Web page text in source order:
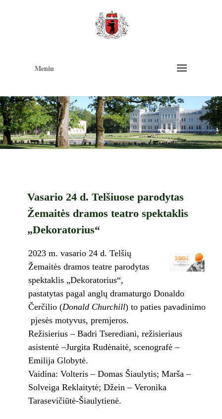
Meniu
Vasario 24 d. Telšiuose parodytas
Žemaitės dramos teatro spektaklis
„Dekoratorius“
2023 m. vasario 24 d. Telšių
Žemaitės dramos teatre parodytas
spektaklis „Dekoratorius“,
pastatytas pagal anglų dramaturgo Donaldo
Čerčilio (Donald Churchill) to paties pavadinimo
pjesės motyvus, premjeros.
Režisierius – Badri Tserediani, režisieriaus
asistentė –Jurgita Rudėnaitė, scenografė –
Emilija Globytė.
Vaidina: Volteris – Domas Šiaulytis; Marša –
Solveiga Reklaitytė; Džein – Veronika
Tarasevičiūtė-Šiaulytienė.